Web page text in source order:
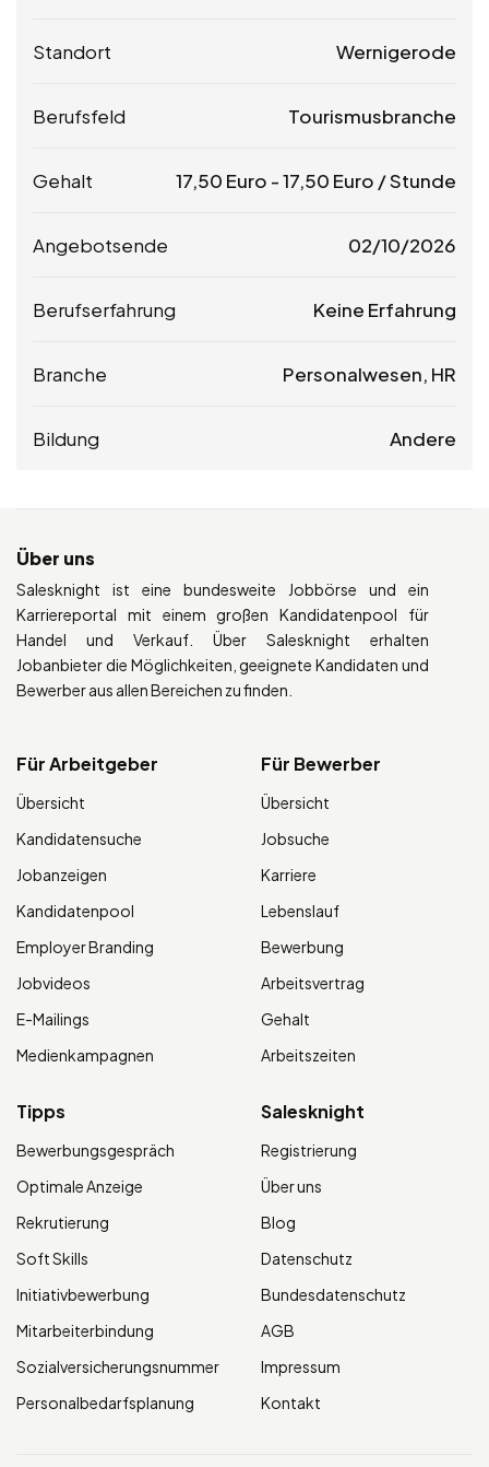
Standort Wernigerode
Berufsfeld Tourismusbranche
Gehalt 17,50 Euro -17,50 Euro / Stunde
Angebotsende 02/10/2026
Berufserfahrung Keine Erfahrung
Branche Personalwesen, HR
Bildung Andere
Über uns
Salesknight ist eine bundesweite Jobbörse und ein
Karriereportal mit einem großen Kandidatenpool für
Handel und Verkauf. Über Salesknight erhalten
Jobanbieter die Möglichkeiten, geeignete Kandidaten und
Bewerber aus allen Bereichen zu finden.
Für Arbeitgeber
Übersicht
Kandidatensuche
Jobanzeigen
Kandidatenpool
Employer Branding
Jobvideos
E-Mailings
Medienkampagnen
Für Bewerber
Übersicht
Jobsuche
Karriere
Lebenslauf
Bewerbung
Arbeitsvertrag
Gehalt
Arbeitszeiten
Tipps
Bewerbungsgespräch
Optimale Anzeige
Rekrutierung
Soft Skills
Initiativbewerbung
Mitarbeiterbindung
Sozialversicherungsnummer
Personalbedarfsplanung
Salesknight
Registrierung
Über uns
Blog
Datenschutz
Bundesdatenschutz
AGB
Impressum
Kontakt